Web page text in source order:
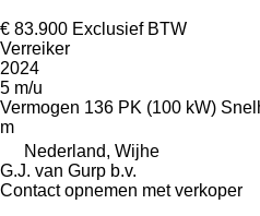
€ 83.900 Exclusief BTW
Verreiker
2024
5 m/u
Vermogen 136 PK (100 kW)
m
Nederland, Wijhe
G.J. van Gurp b.v.
Contact opnemen met verkoper